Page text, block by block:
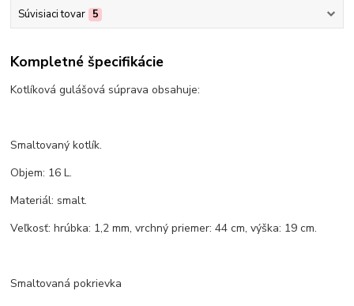
Súvisiaci tovar 5
Kompletné špecifikácie
Kotlíková gulášová súprava obsahuje:
Smaltovaný kotlík.
Objem: 16 L.
Materiál: smalt.
Veľkosť: hrúbka: 1,2 mm, vrchný priemer: 44 cm, výška: 19 cm.
Smaltovaná pokrievka